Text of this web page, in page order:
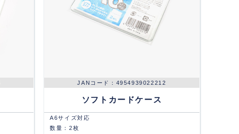
4954939022212
ソフトカードケース
A6サイズ対応
数量：2枚